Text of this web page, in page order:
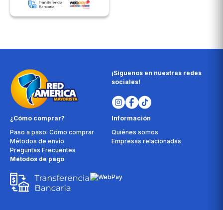
¡Síguenos en nuestras redes
sociales!
¿Cómo comprar?
Paso a paso: Cómo comprar
Métodos de envío
Preguntas Frecuentes
Información
Quiénes somos
Empresas relacionadas
Métodos de pago